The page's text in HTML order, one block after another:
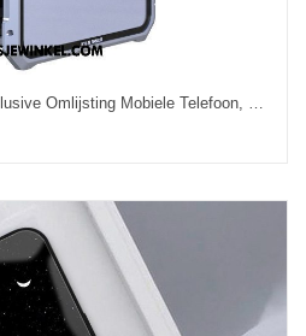
Oppo R15 Pro Hoesje All Inclusive Omlijsting Mobiele Telefoon, Oppo R15 Pro Hoesje Nieuw Metaal